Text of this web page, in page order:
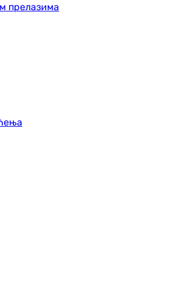
прелазима